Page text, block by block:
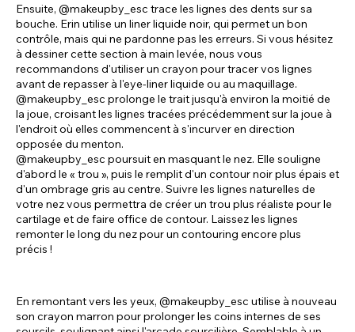
Ensuite, @makeupby_esc trace les lignes des dents sur sa
bouche. Erin utilise un liner liquide noir, qui permet un bon
contrôle, mais qui ne pardonne pas les erreurs. Si vous hésitez
à dessiner cette section à main levée, nous vous
recommandons d'utiliser un crayon pour tracer vos lignes
avant de repasser à l'eye-liner liquide ou au maquillage.
@makeupby_esc prolonge le trait jusqu'à environ la moitié de
la joue, croisant les lignes tracées précédemment sur la joue à
l'endroit où elles commencent à s'incurver en direction
opposée du menton.
@makeupby_esc poursuit en masquant le nez. Elle souligne
d'abord le « trou », puis le remplit d'un contour noir plus épais et
d'un ombrage gris au centre. Suivre les lignes naturelles de
votre nez vous permettra de créer un trou plus réaliste pour le
cartilage et de faire office de contour. Laissez les lignes
remonter le long du nez pour un contouring encore plus
précis !
En remontant vers les yeux, @makeupby_esc utilise à nouveau
son crayon marron pour prolonger les coins internes de ses